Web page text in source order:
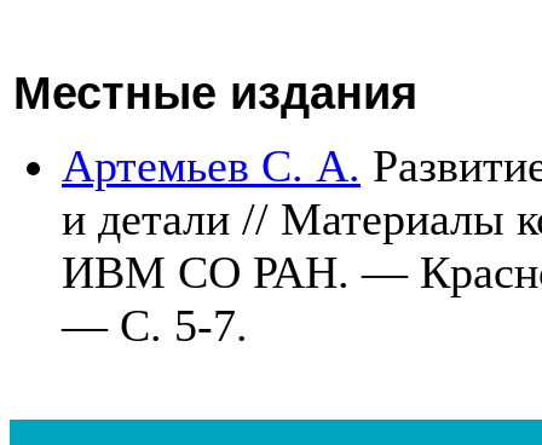
Местные издания
Артемьев С. А.
и детали // Материалы
ИВМ СО РАН. —
— С. 5-7.